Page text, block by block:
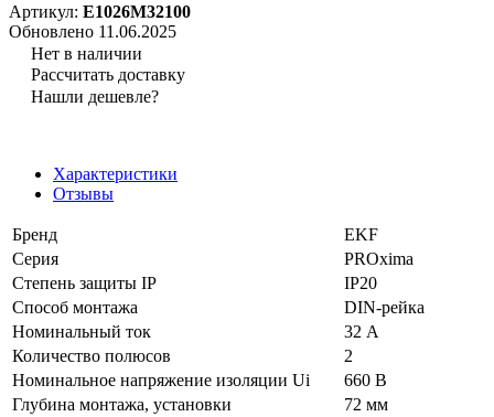
Артикул: E1026M32100
Обновлено 11.06.2025
Нет в наличии
Рассчитать доставку
Нашли дешевле?
Характеристики
Отзывы
Бренд
EKF
Серия
PROxima
Степень защиты IP
IP20
Способ монтажа
DIN-рейка
Номинальный ток
32 А
Количество полюсов
2
Номинальное напряжение изоляции Ui
660 В
Глубина монтажа, установки
72 мм